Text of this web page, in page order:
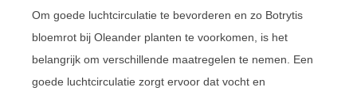
Om goede luchtcirculatie te bevorderen en zo Botrytis
bloemrot bij Oleander planten te voorkomen, is het
belangrijk om verschillende maatregelen te nemen. Een
goede luchtcirculatie zorgt ervoor dat vocht en